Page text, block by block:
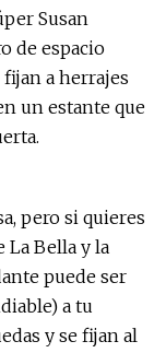
Susan
de espacio
a herrajes
un estante que
pero si quieres
La Bella y la
puede ser
a tu
y se fijan al